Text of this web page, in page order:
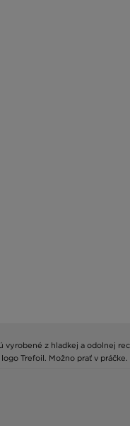
vyrobené z hladkej a odolnej
Trefoil. Možno prať v práčke.